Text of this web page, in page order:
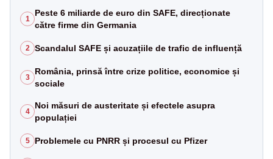
1
Peste 6 miliarde de euro din SAFE, direcționate
către firme din Germania
2 Scandalul SAFE și acuzațiile de trafic de influență
3
România, prinsă între crize politice, economice și
sociale
4
Noi măsuri de austeritate și efectele asupra
populației
5 Problemele cu PNRR și procesul cu Pfizer